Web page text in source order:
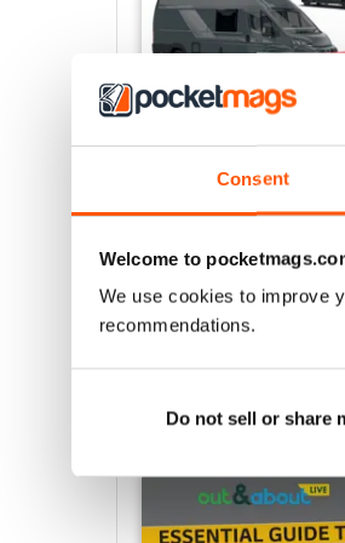
Consent
Welcome to
We use cookies to improve
recommendations.
Do not sell or share
What Motorhome -
Acquista per €6,99
SPECIAL EDITIONS